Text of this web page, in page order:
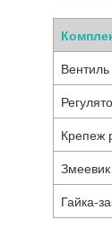
Крепеж
Гайка-